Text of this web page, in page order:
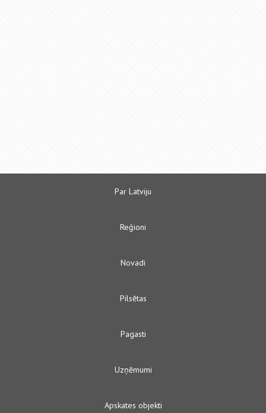
Par Latviju
Reģioni
Novadi
Pilsētas
Pagasti
Uzņēmumi
Apskates objekti